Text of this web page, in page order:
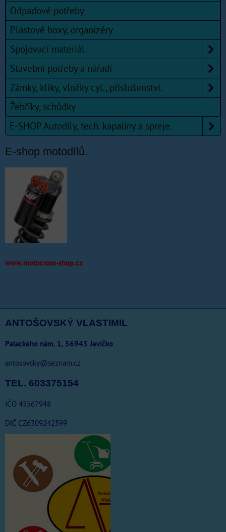
Odpadové potřeby
Plastové boxy, organizéry
Spojovací materiál
Stavební potřeby a nářadí
Zámky, kliky, vložky cyl., příslušenství.
Žebříky, schůdky
E-SHOP Autodíly, tech. kapaliny a spreje.
E-shop motodílů.
www.motocross-shop.cz
ANTOŠOVSKÝ VLASTIMIL
Palackého nám. 1, 56943 Jevíčko
antosovsky@seznam.cz
TEL. 603375154
IČO 45567948
DIČ CZ6309242599